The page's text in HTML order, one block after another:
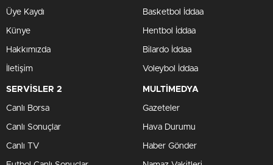
Üye Kaydı
Künye
Hakkımızda
İletişim
Basketbol İddaa
Hentbol İddaa
Bilardo İddaa
Voleybol İddaa
SERVİSLER 2
Canlı Borsa
Canlı Sonuçlar
Canlı TV
MULTİMEDYA
Gazeteler
Hava Durumu
Haber Gönder